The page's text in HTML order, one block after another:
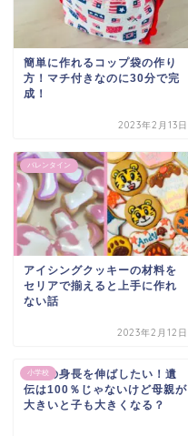
簡単に作れるコップ袋の作り
方！マチ付きなのに30分で完
成！
2023年2月13日
バレンタイン
アイシングクッキーの材料を
セリアで揃えると上手に作れ
ない話
2023年2月12日
小学校
子供の身長を伸ばしたい！遺
伝は100％じゃないけど母親が
大きいと子も大きくなる？